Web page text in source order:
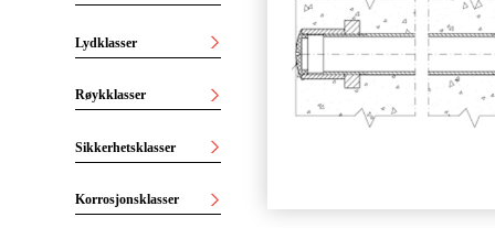
Lydklasser
Røykklasser
Sikkerhetsklasser
Korrosjonsklasser